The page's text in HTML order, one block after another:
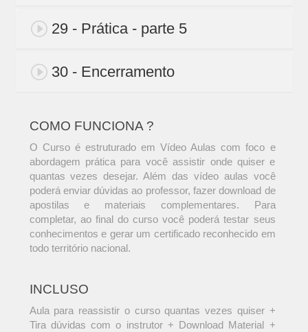
29 - Prática - parte 5
30 - Encerramento
COMO FUNCIONA ?
O Curso é estruturado em Vídeo Aulas com foco e
abordagem prática para você assistir onde quiser e
quantas vezes desejar. Além das vídeo aulas você
poderá enviar dúvidas ao professor, fazer download de
apostilas e materiais complementares. Para
completar, ao final do curso você poderá testar seus
conhecimentos e gerar um certificado reconhecido em
todo território nacional.
INCLUSO
Aula para reassistir o curso quantas vezes quiser +
Tira dúvidas com o instrutor + Download Material +